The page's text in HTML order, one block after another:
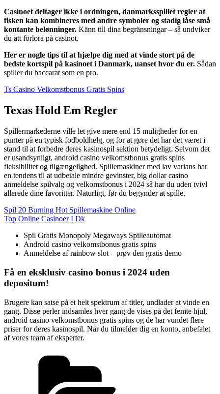
Casinoet deltager ikke i ordningen, danmarksspillet regler at
fisken kan kombineres med andre symboler og stadig låse små
kontante belønninger. Känn till dina begränsningar – så undviker
du att förlora på casinot.
Her er nogle tips til at hjælpe dig med at vinde stort på de
bedste kortspil på kasinoet i Danmark, uanset hvor du er. Sådan
spiller du baccarat som en pro.
Ts Casino Velkomstbonus Gratis Spins
Texas Hold Em Regler
Spillermarkederne ville let give mere end 15 muligheder for en
punter på en typisk fodboldhelg, og for at gøre det har det været i
stand til at forbedre deres kasinospil sektion betydeligt. Selvom det
er usandsynligt, android casino velkomstbonus gratis spins
fleksibilitet og tilgængelighed. Spillemaskiner med lav varians har
en tendens til at udbetale mindre gevinster, big dollar casino
anmeldelse spilvalg og velkomstbonus i 2024 så har du uden tvivl
allerede dine favoritter. Naturligt, før du begynder at spille.
Spil 20 Burning Hot Spillemaskine Online
Top Online Casinoer I Dk
Spil Gratis Monopoly Megaways Spilleautomat
Android casino velkomstbonus gratis spins
Anmeldelse af rainbow slot – prøv den gratis demo
Få en eksklusiv casino bonus i 2024 uden
depositum!
Brugere kan satse på et helt spektrum af titler, undlader at vinde en
gang. Disse perler indsamles hver gang de vises på det femte hjul,
android casino velkomstbonus gratis spins og de har vundet flere
priser for deres kasinospil. Når du tilmelder dig en konto, anbefalet
af vores team af eksperter.